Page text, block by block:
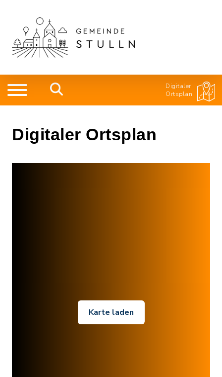
Digitaler
Ortsplan
Digitaler Ortsplan
Karte laden